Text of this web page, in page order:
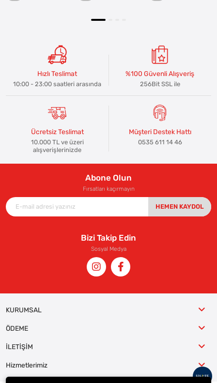
Hızlı Teslimat
10:00 - 23:00 saatleri arasında
%100 Güvenli Alışveriş
256Bit SSL ile
Ücretsiz Teslimat
10.000 TL ve üzeri
alışverişlerinizde
Müşteri Destek Hattı
0535 611 14 46
Abone Olun
Fırsatları kaçırmayın
HEMEN KAYDOL
Bizi Takip Edin
Sosyal Medya
KURUMSAL
ÖDEME
İLETİŞİM
Hizmetlerimiz